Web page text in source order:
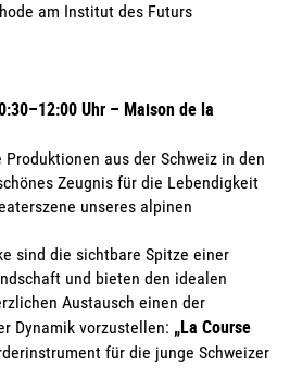
am Institut des Futurs
Uhr – Maison de la
aus der Schweiz in den
Zeugnis für die Lebendigkeit
unseres alpinen
sind die sichtbare Spitze einer
und bieten den idealen
Austausch einen der
Dynamik vorzustellen: „La Course
für die junge Schweizer